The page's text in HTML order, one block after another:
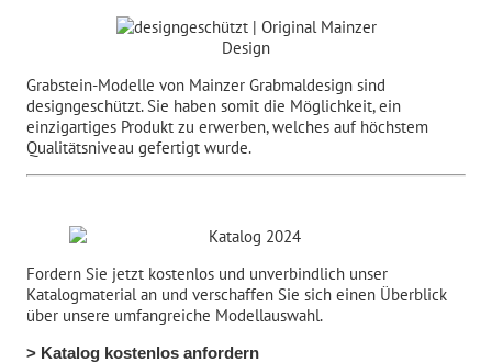
Grabstein-Modelle von Mainzer Grabmaldesign sind
designgeschützt. Sie haben somit die Möglichkeit, ein
einzigartiges Produkt zu erwerben, welches auf höchstem
Qualitätsniveau gefertigt wurde.
Fordern Sie jetzt kostenlos und unverbindlich unser
Katalogmaterial an und verschaffen Sie sich einen Überblick
über unsere umfangreiche Modellauswahl.
> Katalog kostenlos anfordern